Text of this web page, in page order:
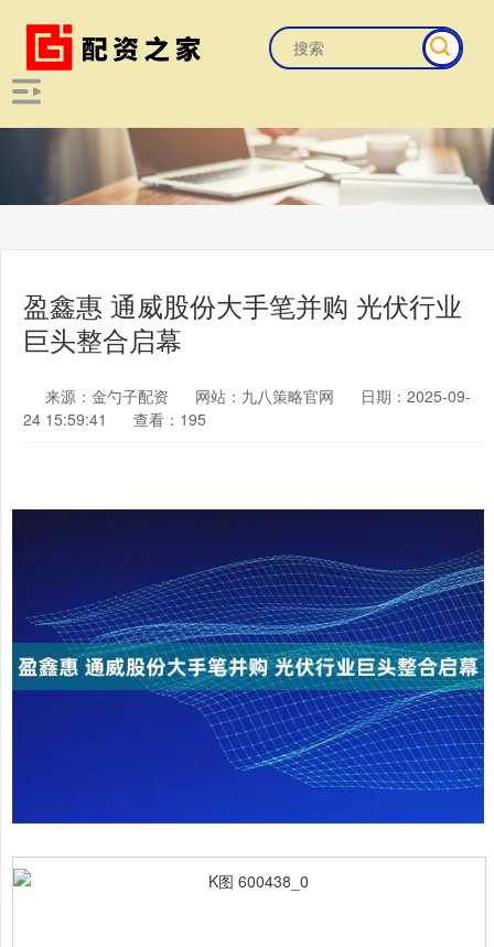
盈鑫惠 通威股份大手笔并购 光伏行业
巨头整合启幕
来源：金勺子配资 网站：九八策略官网
日期：2025-09-
24 15:59:41
查看：195